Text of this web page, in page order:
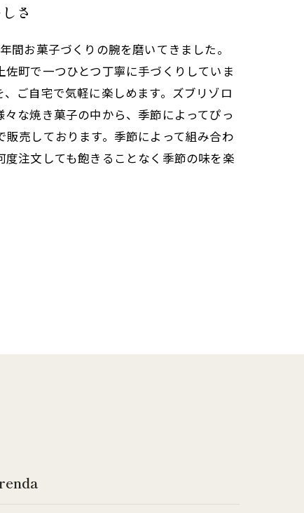
さ
間お菓子づくりの腕を磨いてきました。
町で一つひとつ丁寧に手づくりしていま
ご自宅で気軽に楽しめます。ズブリゾロ
な焼き菓子の中から、季節によってぴっ
売しております。季節によって組み合わ
注文しても飽きることなく季節の味を楽